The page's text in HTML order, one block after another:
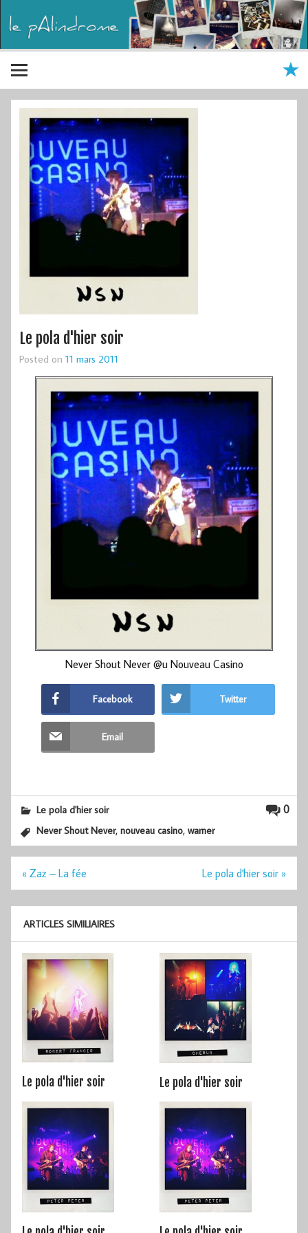
Le pola d'hier soir
Posted on 11 mars 2011
Never Shout Never @u Nouveau Casino
Facebook Twitter
Email
0
Le pola d'hier soir
Never Shout Never,nouveau casino,warner
Navigation
l’article
« Zaz – La fée Le pola d'hier soir »
ARTICLES SIMILIAIRES
Le pola d'hier soir Le pola d'hier soir